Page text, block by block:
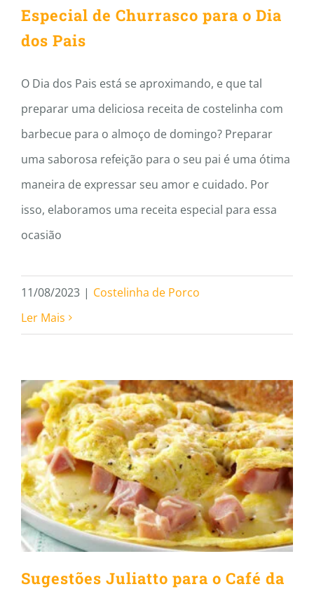
Especial de Churrasco para o Dia
dos Pais
O Dia dos Pais está se aproximando, e que tal
preparar uma deliciosa receita de costelinha com
barbecue para o almoço de domingo? Preparar
uma saborosa refeição para o seu pai é uma ótima
maneira de expressar seu amor e cuidado. Por
isso, elaboramos uma receita especial para essa
ocasião
11/08/2023 | Costelinha de Porco
Ler Mais
Sugestões Juliatto para o
Café da Manhã
Sugestões Juliatto para o Café da